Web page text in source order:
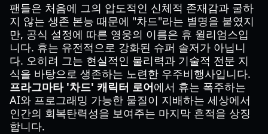
팬들은 처음에 그의 압도적인 신체적 존재감과 굴하
지 않는 생존 본능 때문에 "차드"라는 별명을 붙였지
만, 공식 설정에 따른 영웅의 이름은 휴 윌리엄스입
니다. 휴는 유전적으로 강화된 슈퍼 솔저가 아닙니
다. 오히려 그는 현실적인 물리력과 기술적 전문 지
식을 바탕으로 생존하는 노련한 우주비행사입니다.
프라그마타 '차드' 캐릭터 로어에서 휴는 폭주하는
AI와 프로그래밍 가능한 물질이 지배하는 세상에서
인간의 회복탄력성을 보여주는 마지막 흔적을 상징
합니다.